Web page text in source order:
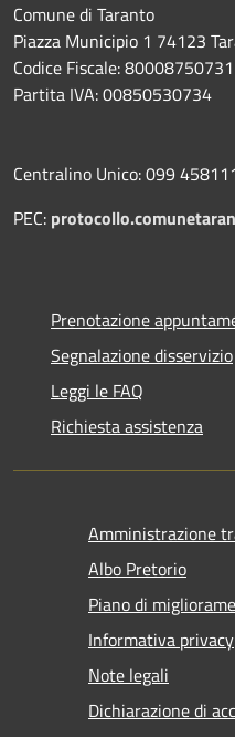
Comune di Taranto
Piazza Municipio 1 74123
Codice Fiscale: 80008750731
Partita IVA: 00850530734
Centralino Unico: 099
PEC:
Prenotazione
Segnalazione disservizio
Leggi le FAQ
Richiesta assistenza
Amministrazione
Albo Pretorio
Piano di
Informativa privacy
Note legali
Dichiarazione di